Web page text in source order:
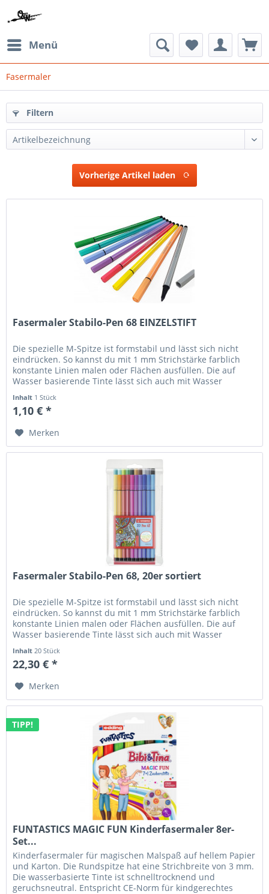
Menü
Fasermaler
Filtern
Vorherige Artikel laden
Fasermaler Stabilo-Pen 68 EINZELSTIFT
Die spezielle M-Spitze ist formstabil und lässt sich nicht
eindrücken. So kannst du mit 1 mm Strichstärke farblich
konstante Linien malen oder Flächen ausfüllen. Die auf
Wasser basierende Tinte lässt sich auch mit Wasser
Inhalt 1 Stück
1,10 € *
Merken
Fasermaler Stabilo-Pen 68, 20er sortiert
Die spezielle M-Spitze ist formstabil und lässt sich nicht
eindrücken. So kannst du mit 1 mm Strichstärke farblich
konstante Linien malen oder Flächen ausfüllen. Die auf
Wasser basierende Tinte lässt sich auch mit Wasser
Inhalt 20 Stück
22,30 € *
Merken
TIPP!
FUNTASTICS MAGIC FUN Kinderfasermaler 8er-
Set...
Kinderfasermaler für magischen Malspaß auf hellem Papier
und Karton. Die Rundspitze hat eine Strichbreite von 3 mm.
Die wasserbasierte Tinte ist schnelltrocknend und
geruchsneutral. Entspricht CE-Norm für kindgerechtes